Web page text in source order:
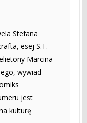
Stefana
esej S.T.
Marcina
wywiad
jest
kulturę